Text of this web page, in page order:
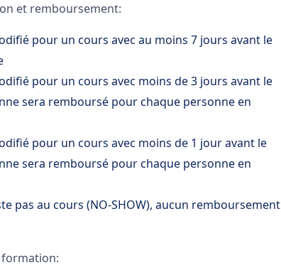
et remboursement:
pour un cours avec au moins 7 jours avant le
pour un cours avec moins de 3 jours avant le
sera remboursé pour chaque personne en
pour un cours avec moins de 1 jour avant le
sera remboursé pour chaque personne en
pas au cours (NO-SHOW), aucun remboursement
formation: